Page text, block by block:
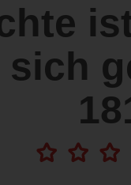
sich